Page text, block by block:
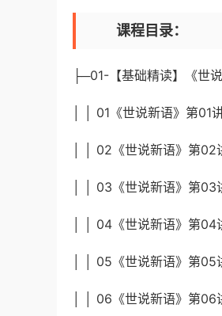
课程目录：
├─01-【基础精读】《世说
│ │ 01《世说新语》第
│ │ 02《世说新语》第
│ │ 03《世说新语》第
│ │ 04《世说新语》第
│ │ 05《世说新语》第
│ │ 06《世说新语》第06